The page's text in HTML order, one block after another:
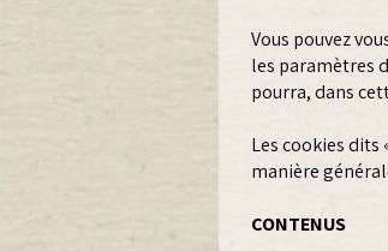
Vous pouvez
les paramètres
pourra, dans
Les cookies dits
manière
CONTENUS